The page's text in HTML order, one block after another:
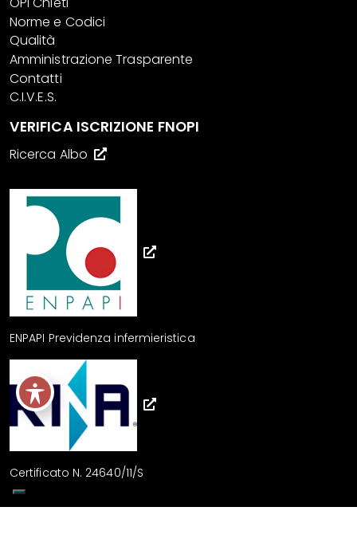
Norme e Codici
Qualità
Amministrazione Trasparente
Contatti
C.I.V.E.S.
VERIFICA ISCRIZIONE FNOPI
Ricerca Albo
ENPAPI Previdenza infermieristica
Certificato N. 24640/11/S